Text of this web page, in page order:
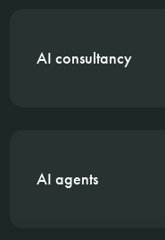
AI consultancy
AI agents